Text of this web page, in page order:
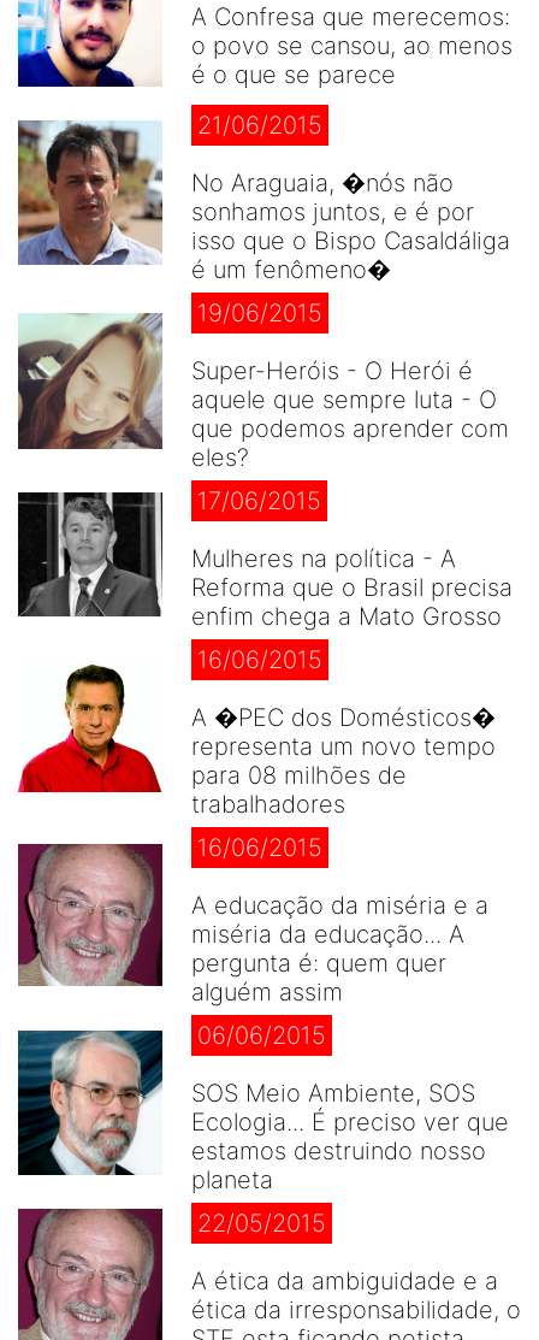
A Confresa que merecemos:
o povo se cansou, ao menos
é o que se parece
21/06/2015
No Araguaia, �nós não
sonhamos juntos, e é por
isso que o Bispo Casaldáliga
é um fenômeno�
19/06/2015
Super-Heróis - O Herói é
aquele que sempre luta - O
que podemos aprender com
eles?
17/06/2015
Mulheres na política - A
Reforma que o Brasil precisa
enfim chega a Mato Grosso
16/06/2015
A �PEC dos Domésticos�
representa um novo tempo
para 08 milhões de
trabalhadores
16/06/2015
A educação da miséria e a
miséria da educação... A
pergunta é: quem quer
alguém assim
06/06/2015
SOS Meio Ambiente, SOS
Ecologia... É preciso ver que
estamos destruindo nosso
planeta
22/05/2015
A ética da ambiguidade e a
ética da irresponsabilidade, o